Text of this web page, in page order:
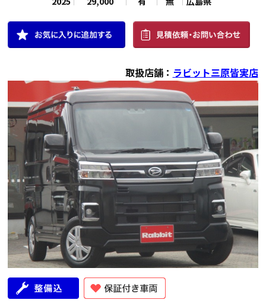
年式
2025
走行距離（km）
29,000
車検有無
有
修復歴
広島県
取扱店舗： ラビット三原皆実店